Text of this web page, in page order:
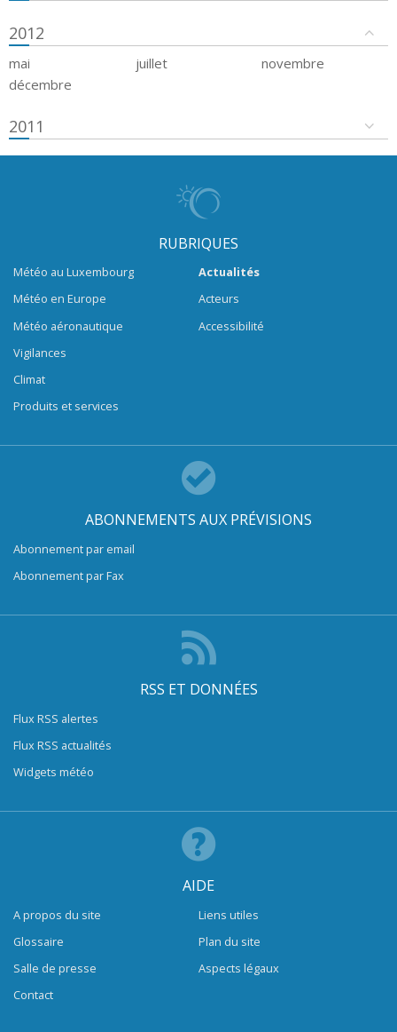
2012
mai juillet
novembre
décembre
2011
RUBRIQUES
Météo au Luxembourg
Météo en Europe
Météo aéronautique
Vigilances
Climat
Produits et services
Actualités
Acteurs
Accessibilité
ABONNEMENTS AUX PRÉVISIONS
Abonnement par email
Abonnement par Fax
RSS ET DONNÉES
Flux RSS alertes
Flux RSS actualités
Widgets météo
AIDE
A propos du site
Glossaire
Salle de presse
Contact
Liens utiles
Plan du site
Aspects légaux